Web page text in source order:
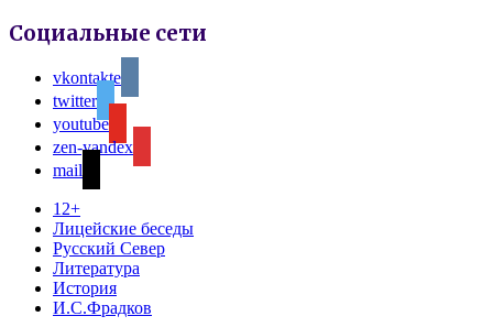
Социальные сети
vkontakte
twitter
youtube
zen-yandex
mail
12+
Лицейские беседы
Русский Север
Литература
История
И.С.Фрадков